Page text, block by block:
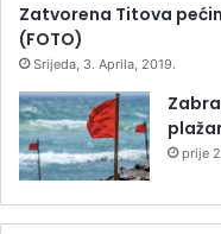
Zatvorena Titova
(FOTO)
Srijeda, 3. Aprila, 2019.
prije